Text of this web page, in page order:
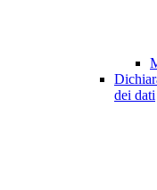
dei dati